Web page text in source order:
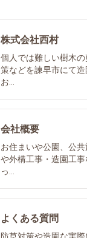
株式会社西村
個人では難しい樹木
策などを諫早市にて
お…
会社概要
お住まいや公園、公
や外構工事・造園工
っ…
よくある質問
防草対策や造園な実際